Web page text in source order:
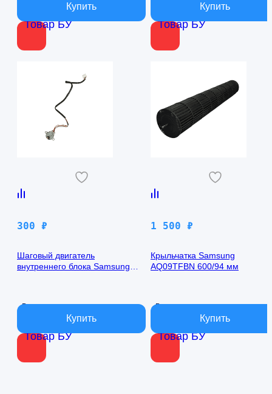
Товар БУ Товар БУ
Товар БУ
300 ₽
Шаговый двигатель
внутреннего блока Samsung
В наличии
Товар БУ
1 500 ₽
Крыльчатка Samsung
AQ09TFBN 600/94 мм
В наличии